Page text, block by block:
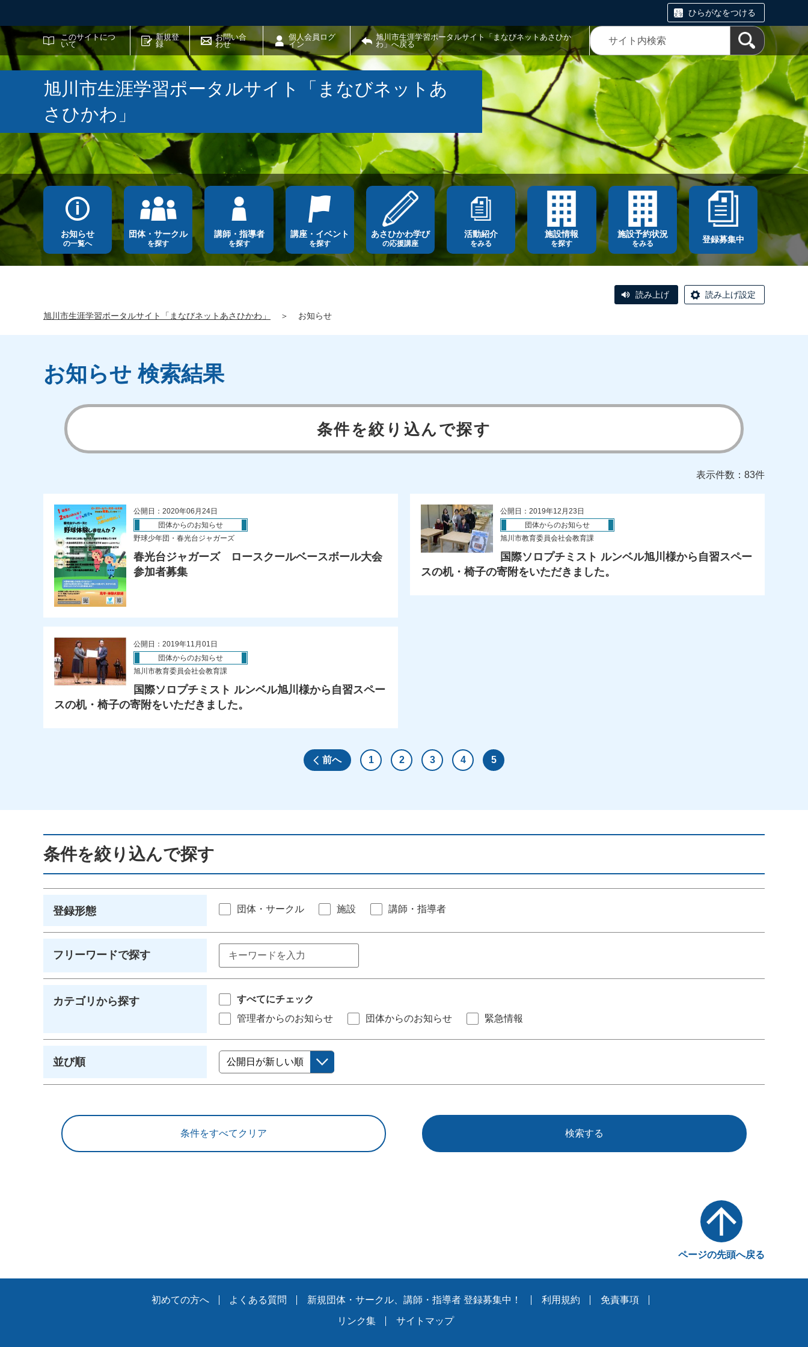
ひらがなをつける
このサイトにつ
いて
新規登
録
お問い合
わせ
個人会員ログ
イン
旭川市生涯学習ポータルサイト「まなびネットあさひか
わ」へ戻る
サイト内検索
旭川市生涯学習ポータルサイト「まなびネットあ
さひかわ」
お知らせ
の一覧へ
団体・サークル
を探す
講師・指導者
を探す
講座・イベント
を探す
あさひかわ学び
の応援講座
活動紹介
をみる
施設情報
を探す
施設予約状況
をみる 登録募集中
読み上げ 読み上げ設定
旭川市生涯学習ポータルサイト「まなびネットあさひかわ」 ＞ お知らせ
お知らせ 検索結果
条件を絞り込んで探す
表示件数：83件
公開日：2020年06月24日
団体からのお知らせ
野球少年団・春光台ジャガーズ
春光台ジャガーズ ロースクールベースボール大会
参加者募集
公開日：2019年12月23日
団体からのお知らせ
旭川市教育委員会社会教育課
国際ソロプチミスト ルンベル旭川様から自習スペー
スの机・椅子の寄附をいただきました。
公開日：2019年11月01日
団体からのお知らせ
旭川市教育委員会社会教育課
国際ソロプチミスト ルンベル旭川様から自習スペー
スの机・椅子の寄附をいただきました。
前へ 1 2 3 4 5
条件を絞り込んで探す
登録形態 団体・サークル 施設 講師・指導者
フリーワードで探す
カテゴリから探す
すべてにチェック
管理者からのお知らせ
団体からのお知らせ 緊急情報
並び順
検索する
ページの先頭へ戻る
初めての方へ よくある質問 新規団体・サークル、講師・指導者 登録募集中！ 利用規約 免責事項
リンク集 サイトマップ